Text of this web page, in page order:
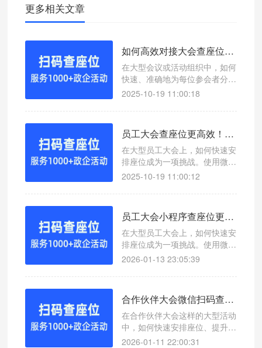
更多相关文章
如何高效对接大会查座位？微信扫码查座位系统轻松解决
在大型会议或活动组织中，如何
快速、准确地为每位参会者分配
座位是一个重要环节。本文介绍
效对接大会查座位，提升现场管
2025-10-19 11:00:18
员工大会查座位更高效！微信扫码查座位系统助你轻松管理
在大型员工大会上，如何快速安
排座位成为一项挑战。使用微信
扫码查座位系统，可以实现一键
2025-10-19 11:00:12
员工大会小程序查座位更高效！微信扫码查座位系统助你轻松管理
在大型员工大会上，如何快速安
排座位成为一项挑战。使用微信
扫码查座位系统，可以实现一键
2026-01-13 23:05:39
合作伙伴大会微信扫码查座位系统助力活动座位管理
在合作伙伴大会这样的大型活动
中，如何快速安排座位、提升参
会体验成为一大挑战。本文介绍
2026-01-11 22:00:31